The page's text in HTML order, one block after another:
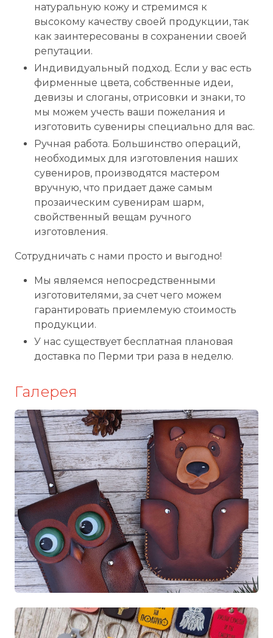
натуральную кожу и стремимся к
высокому качеству своей продукции, так
как заинтересованы в сохранении своей
репутации.
Индивидуальный подход. Если у вас есть
фирменные цвета, собственные идеи,
девизы и слоганы, отрисовки и знаки, то
мы можем учесть ваши пожелания и
изготовить сувениры специально для вас.
Ручная работа. Большинство операций,
необходимых для изготовления наших
сувениров, производятся мастером
вручную, что придает даже самым
прозаическим сувенирам шарм,
свойственный вещам ручного
изготовления.
Сотрудничать с нами просто и выгодно!
Мы являемся непосредственными
изготовителями, за счет чего можем
гарантировать приемлемую стоимость
продукции.
У нас существует бесплатная плановая
доставка по Перми три раза в неделю.
Галерея